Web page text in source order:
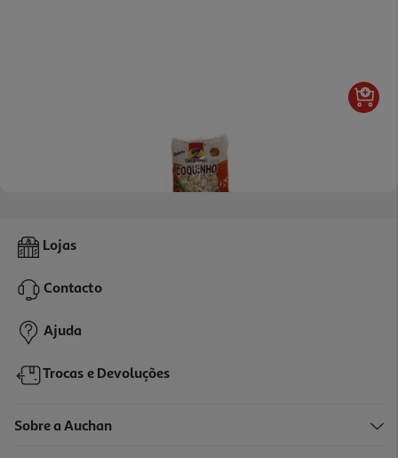
Bolachas Da Terrinha Coquinho 250g
2,27 €
Lojas
Contacto
Ajuda
Trocas e Devoluções
Sobre a Auchan